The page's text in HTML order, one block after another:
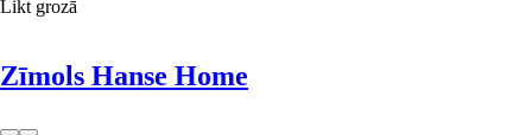
Likt grozā
Zīmols Hanse Home